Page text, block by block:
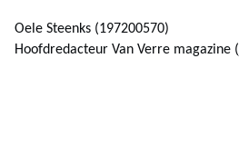
Oele Steenks (197200570)
Hoofdredacteur Van Verre magazine (